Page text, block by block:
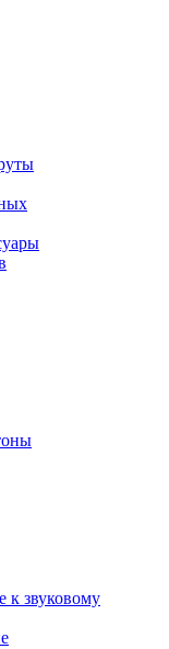
к звуковому